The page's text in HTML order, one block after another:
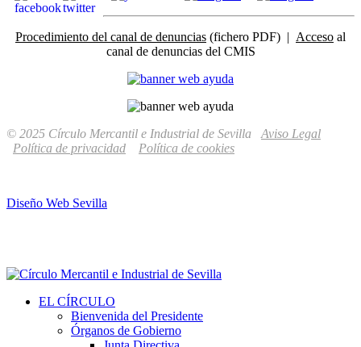
Procedimiento del canal de denuncias (fichero PDF) | Acceso al
canal de denuncias del CMIS
© 2025 Círculo Mercantil e Industrial de Sevilla Aviso Legal
Política de privacidad
Política de cookies
Diseño Web Sevilla
EL CÍRCULO
Bienvenida del Presidente
Órganos de Gobierno